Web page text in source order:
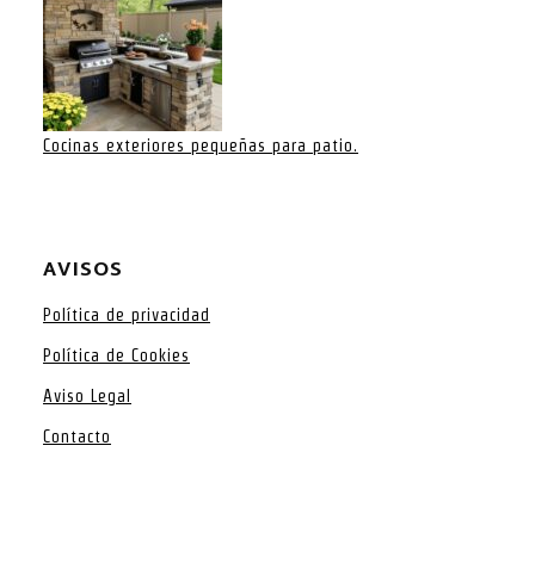
Cocinas exteriores pequeñas para patio.
AVISOS
Política de privacidad
Política de Cookies
Aviso Legal
Contacto